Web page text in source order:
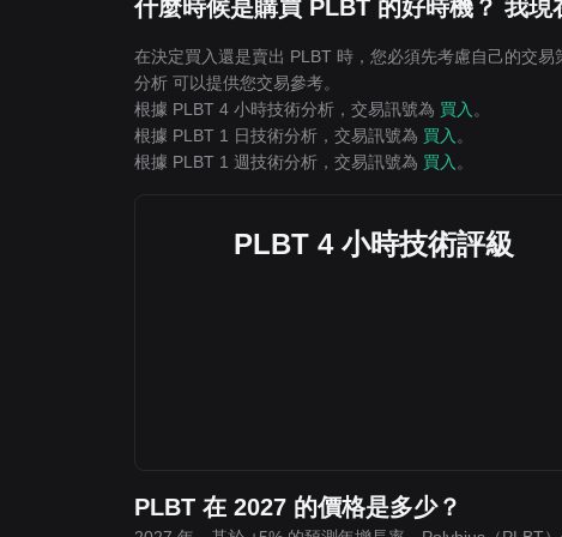
什麼時候是購買 PLBT 的好時機？ 我現
在決定買入還是賣出 PLBT 時，您必須先考慮自己的交
分析 可以提供您交易參考。
根據 PLBT 4 小時技術分析，交易訊號為 買入 。
根據 PLBT 1 日技術分析，交易訊號為 買入 。
根據 PLBT 1 週技術分析，交易訊號為 買入 。
PLBT 4 小時技術評級
PLBT 在 2027 的價格是多少？